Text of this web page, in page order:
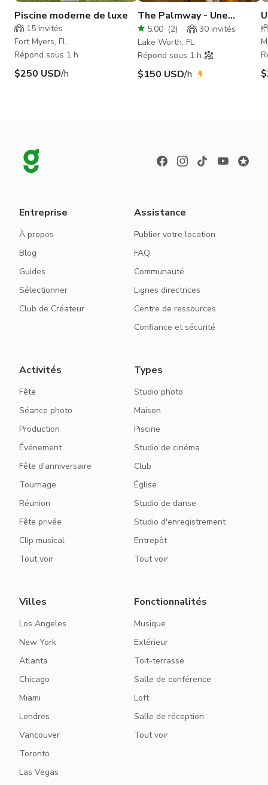
Piscine moderne de luxe
15 invités
Fort Myers, FL
Répond sous 1 h
$250 USD/h
The Palmway - Une
propriété au style vintage
tropical à l'intérieur & à
l'extérieur !
5.00 (2) 30 invités
Lake Worth, FL
Répond sous 1 h
$150 USD/h
Entreprise
À propos
Blog
Guides
Sélectionner
Club de Créateur
Assistance
Publier votre location
FAQ
Communauté
Lignes directrices
Centre de ressources
Confiance et sécurité
Activités
Fête
Séance photo
Production
Événement
Fête d'anniversaire
Tournage
Réunion
Fête privée
Clip musical
Tout voir
Types
Studio photo
Maison
Piscine
Studio de cinéma
Club
Église
Studio de danse
Studio d'enregistrement
Entrepôt
Tout voir
Villes
Los Angeles
New York
Atlanta
Chicago
Miami
Londres
Vancouver
Toronto
Las Vegas
Fonctionnalités
Musique
Extérieur
Toit-terrasse
Salle de conférence
Loft
Salle de réception
Tout voir